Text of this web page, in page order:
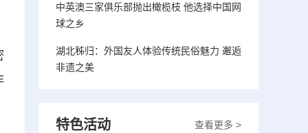
中英澳三家俱乐部抛出橄榄枝 他选择中国网
球之乡
湖北秭归：外国友人体验传统民俗魅力 邂逅
非遗之美
查看更多 >
特色活动